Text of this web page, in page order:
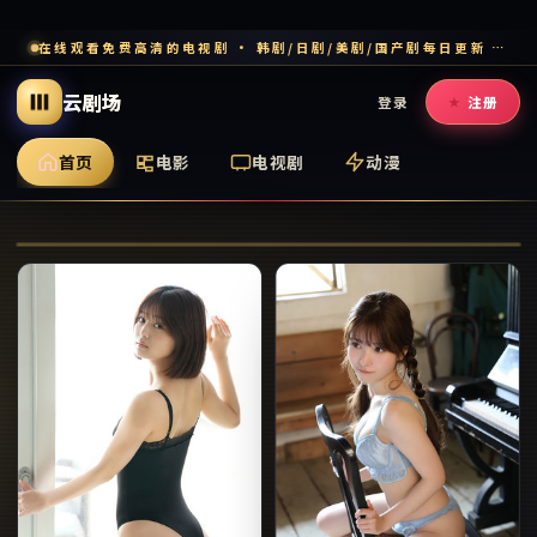
在线观看免费高清的电视剧 · 韩剧/日剧/美剧/国产剧每日更新 · 多端流畅追剧
云剧场
首页 电影 电视剧 动漫
登录 注册